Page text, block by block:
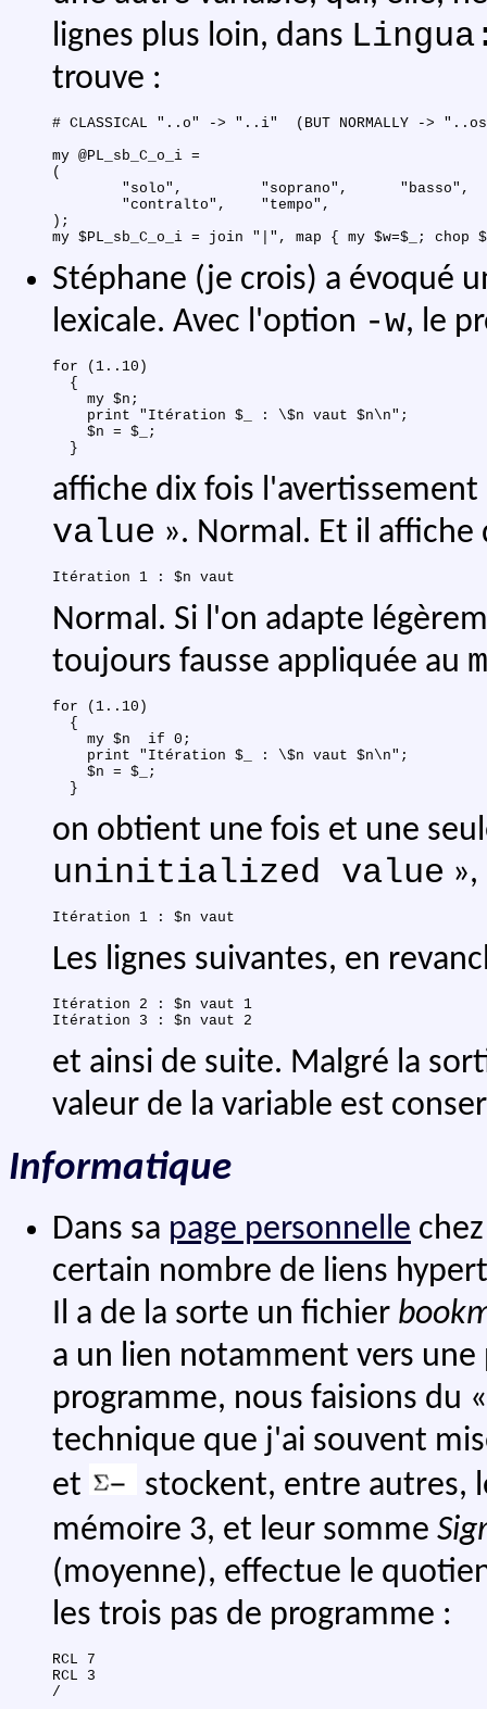
lignes plus loin, dans
trouve :
# CLASSICAL "..o" -> "..i"  (BUT NORMALLY ->
my @PL_sb_C_o_i =
(
);
Stéphane (je crois) a évoqué
lexicale. Avec l'option -w, le
for (1..10)
  {
    my $n;
    print "Itération $_ : \$n vaut $n\n";
    $n = $_;
affiche dix fois
value ». Normal. Et il
Normal. Si l'on adapte
toujours fausse appliquée au
for (1..10)
  {
    my $n  if 0;
    print "Itération $_ : \$n vaut $n\n";
    $n = $_;
on obtient une fois et une
uninitialized value
Les lignes suivantes, en
Itération 2 : $n vaut 1
et ainsi de suite. Malgré la
valeur de la variable est
Informatique
Dans sa page personnelle
certain nombre de liens
Il a de la sorte un fichier
a un lien notamment vers une
programme, nous faisions du
technique que j'ai souvent
et
stockent, entre autres,
mémoire 3, et leur somme
(moyenne), effectue le
les trois pas de programme :
RCL 7
RCL 3